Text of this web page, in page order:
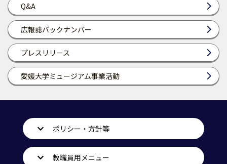
Q&A
広報誌バックナンバー
プレスリリース
愛媛大学ミュージアム事業活動
ポリシー・方針等
教職員用メニュー